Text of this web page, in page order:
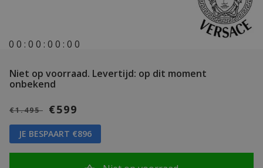
0 0 : 0 0 : 0 0 : 0 0
Niet op voorraad. Levertijd: op dit moment
onbekend
€1.495 €599
JE BESPAART €896